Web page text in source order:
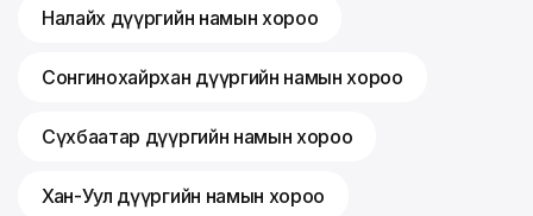
Налайх дүүргийн намын хороо
Сонгинохайрхан дүүргийн намын хороо
Сүхбаатар дүүргийн намын хороо
Хан-Уул дүүргийн намын хороо